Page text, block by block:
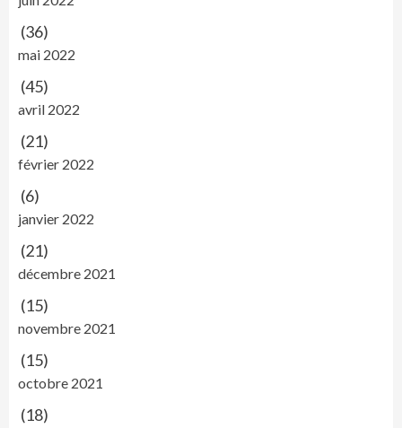
(36)
mai 2022
(45)
avril 2022
(21)
février 2022
(6)
janvier 2022
(21)
décembre 2021
(15)
novembre 2021
(15)
octobre 2021
(18)